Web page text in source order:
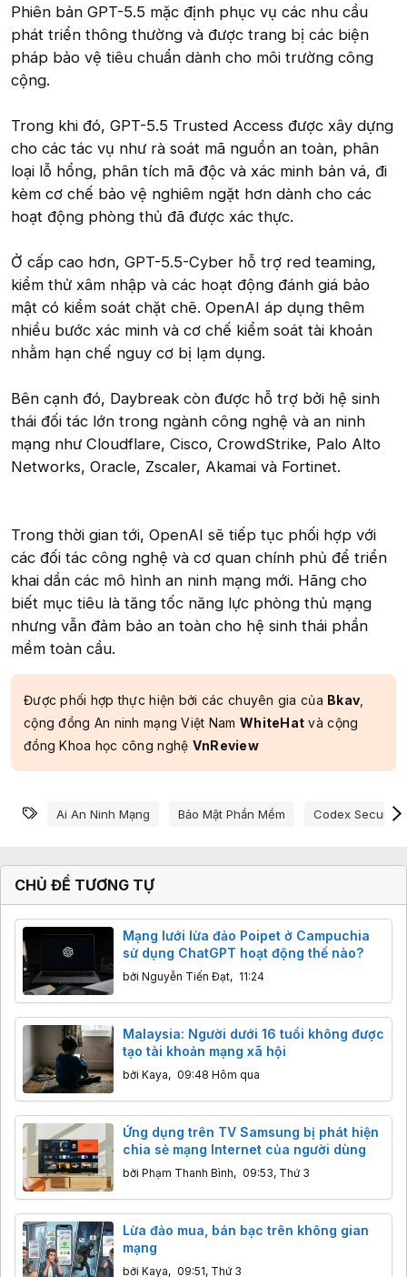
Phiên bản GPT-5.5 mặc định phục vụ các nhu cầu
phát triển thông thường và được trang bị các biện
pháp bảo vệ tiêu chuẩn dành cho môi trường công
cộng.
Trong khi đó, GPT-5.5 Trusted Access được xây dựng
cho các tác vụ như rà soát mã nguồn an toàn, phân
loại lỗ hổng, phân tích mã độc và xác minh bản vá, đi
kèm cơ chế bảo vệ nghiêm ngặt hơn dành cho các
hoạt động phòng thủ đã được xác thực.
Ở cấp cao hơn, GPT-5.5-Cyber hỗ trợ red teaming,
kiểm thử xâm nhập và các hoạt động đánh giá bảo
mật có kiểm soát chặt chẽ. OpenAI áp dụng thêm
nhiều bước xác minh và cơ chế kiểm soát tài khoản
nhằm hạn chế nguy cơ bị lạm dụng.
Bên cạnh đó, Daybreak còn được hỗ trợ bởi hệ sinh
thái đối tác lớn trong ngành công nghệ và an ninh
mạng như Cloudflare, Cisco, CrowdStrike, Palo Alto
Networks, Oracle, Zscaler, Akamai và Fortinet.
Trong thời gian tới, OpenAI sẽ tiếp tục phối hợp với
các đối tác công nghệ và cơ quan chính phủ để triển
khai dần các mô hình an ninh mạng mới. Hãng cho
biết mục tiêu là tăng tốc năng lực phòng thủ mạng
nhưng vẫn đảm bảo an toàn cho hệ sinh thái phần
mềm toàn cầu.
Được phối hợp thực hiện bởi các chuyên gia của Bkav
cộng đồng An ninh mạng Việt Nam WhiteHat và cộng
đồng Khoa học công nghệ VnReview
Từ khóa
Ai An Ninh Mạng Bảo Mật Phần Mềm Codex Security
CHỦ ĐỀ TƯƠNG TỰ
Mạng lưới lừa đảo Poipet ở Campuchia
sử dụng ChatGPT hoạt động thế nào?
bởi Nguyễn Tiến Đạt, 11:24
Malaysia: Người dưới 16 tuổi không được
tạo tài khoản mạng xã hội
bởi Kaya, 09:48 Hôm qua
Ứng dụng trên TV Samsung bị phát hiện
chia sẻ mạng Internet của người dùng
bởi Phạm Thanh Bình, 09:53, Thứ 3
Lừa đảo mua, bán bạc trên không gian
mạng
bởi Kaya, 09:51, Thứ 3